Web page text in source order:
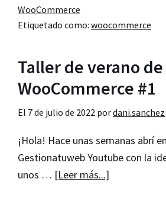
de
WooCommerce
WooCommerce
Etiquetado como: woocommerce
Taller de verano de
WooCommerce #1
El 7 de julio de 2022 pordani.sanchez
¡Hola! Hace unas semanas abrí
Gestionatuweb Youtube con la
unos … [Leer más...]